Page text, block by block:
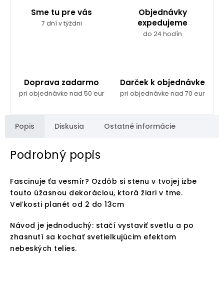
Sme tu pre vás
7 dní v týždni
Objednávky
expedujeme
do 24 hodín
Doprava zadarmo
pri objednávke nad 50 eur
Darček k objednávke
pri objednávke nad 70 eur
Popis Diskusia Ostatné informácie
Podrobný popis
Fascinuje ťa vesmír? Ozdôb si stenu v tvojej izbe
touto úžasnou dekoráciou, ktorá žiari v tme.
Veľkosti planét od 2 do 13cm
Návod je jednoduchý: stačí vystaviť svetlu a po
zhasnutí sa kochať svetielkujúcim efektom
nebeských telies.